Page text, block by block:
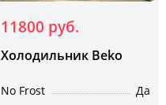
11800 руб.
Холодильник Beko
No Frost
Да